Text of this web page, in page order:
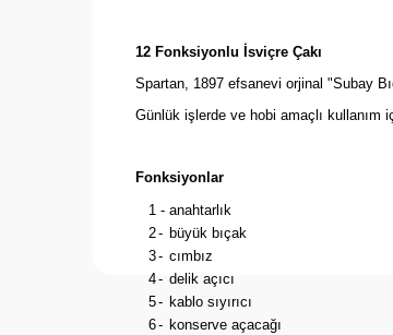
12 Fonksiyonlu İsviçre Çakı
Spartan, 1897 efsanevi orjinal "Subay
Günlük işlerde ve hobi amaçlı kullanım
Fonksiyonlar
1 - anahtarlık
2- büyük bıçak
3- cımbız
4- delik açıcı
5- kablo sıyırıcı
6- konserve açacağı